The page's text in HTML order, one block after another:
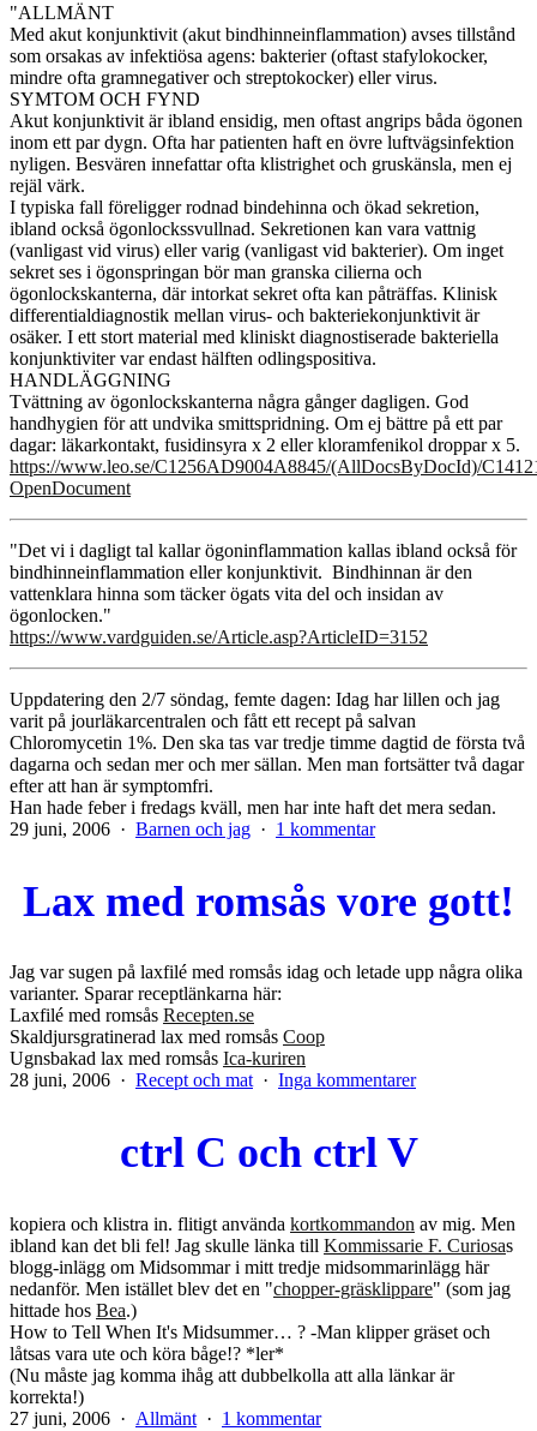
"ALLMÄNT
Med akut konjunktivit (akut bindhinneinflammation) avses tillstånd
som orsakas av infektiösa agens: bakterier (oftast stafylokocker,
mindre ofta gramnegativer och streptokocker) eller virus.
SYMTOM OCH FYND
Akut konjunktivit är ibland ensidig, men oftast angrips båda ögonen
inom ett par dygn. Ofta har patienten haft en övre luftvägsinfektion
nyligen. Besvären innefattar ofta klistrighet och gruskänsla, men ej
rejäl värk.
I typiska fall föreligger rodnad bindehinna och ökad sekretion,
ibland också ögonlockssvullnad. Sekretionen kan vara vattnig
(vanligast vid virus) eller varig (vanligast vid bakterier). Om inget
sekret ses i ögonspringan bör man granska cilierna och
ögonlockskanterna, där intorkat sekret ofta kan påträffas. Klinisk
differentialdiagnostik mellan virus- och bakteriekonjunktivit är
osäker. I ett stort material med kliniskt diagnostiserade bakteriella
konjunktiviter var endast hälften odlingspositiva.
HANDLÄGGNING
Tvättning av ögonlockskanterna några gånger dagligen. God
handhygien för att undvika smittspridning. Om ej bättre på ett par
dagar: läkarkontakt, fusidinsyra x 2 eller kloramfenikol droppar x 5.
https://www.leo.se/C1256AD9004A8845/(AllDocsByDocId)/
OpenDocument
"Det vi i dagligt tal kallar ögoninflammation kallas ibland också för
bindhinneinflammation eller konjunktivit. Bindhinnan är den
vattenklara hinna som täcker ögats vita del och insidan av
ögonlocken."
https://www.vardguiden.se/Article.asp?ArticleID=3152
Uppdatering den 2/7 söndag, femte dagen: Idag har lillen och jag
varit på jourläkarcentralen och fått ett recept på salvan
Chloromycetin 1%. Den ska tas var tredje timme dagtid de första två
dagarna och sedan mer och mer sällan. Men man fortsätter två dagar
efter att han är symptomfri.
Han hade feber i fredags kväll, men har inte haft det mera sedan.
Publicerat
29 juni, 2006
Kategoriserat
Barnen och jag 1 kommentartill
Lax med romsås vore gott!
Jag var sugen på laxfilé med romsås idag och letade upp några olika
varianter. Sparar receptlänkarna här:
Laxfilé med romsås Recepten.se
Skaldjursgratinerad lax med romsås Coop
Ugnsbakad lax med romsås Ica-kuriren
Publicerat
28 juni, 2006
Kategoriserat
Recept och mat Inga kommentarertill
romsås
ctrl C och ctrl V
kopiera och klistra in. flitigt använda kortkommandon av mig. Men
ibland kan det bli fel! Jag skulle länka till Kommissarie F. Curiosas
blogg-inlägg om Midsommar i mitt tredje midsommarinlägg här
nedanför. Men istället blev det en "chopper-gräsklippare" (som jag
hittade hos Bea.)
How to Tell When It's Midsummer… ? -Man klipper gräset och
låtsas vara ute och köra båge!? *ler*
(Nu måste jag komma ihåg att dubbelkolla att alla länkar är
korrekta!)
Publicerat
27 juni, 2006
Kategoriserat
Allmänt 1 kommentartill